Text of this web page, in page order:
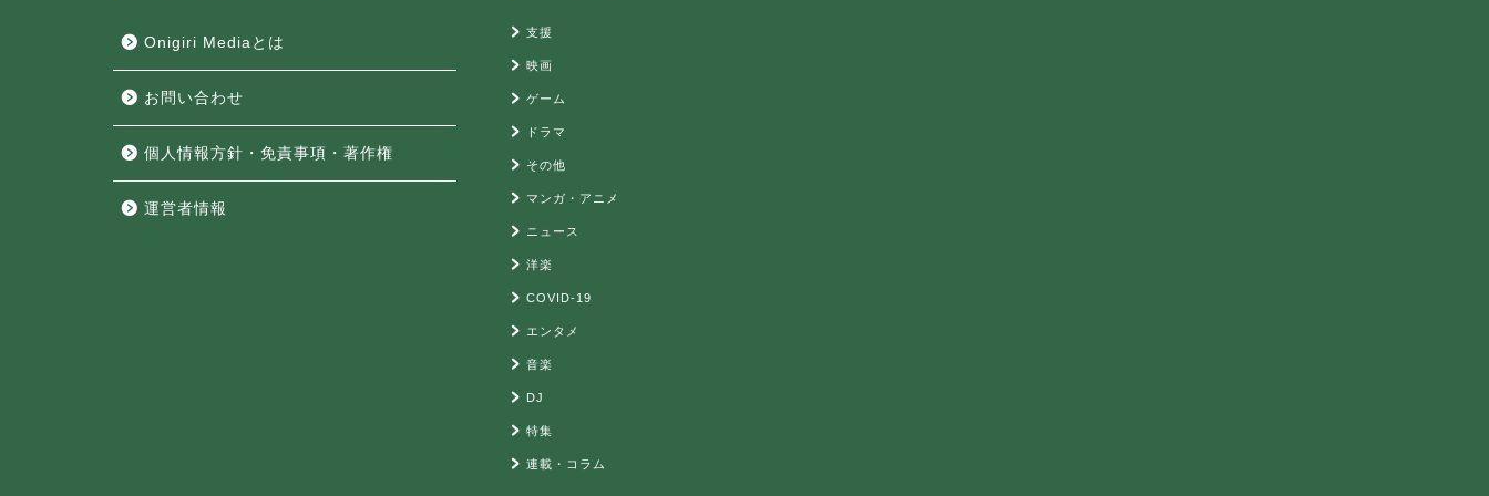
Onigiri Mediaとは
お問い合わせ
個人情報方針・免責事項・著作権
運営者情報
支援
映画
ゲーム
ドラマ
その他
マンガ・アニメ
ニュース
洋楽
COVID-19
エンタメ
音楽
DJ
特集
連載・コラム